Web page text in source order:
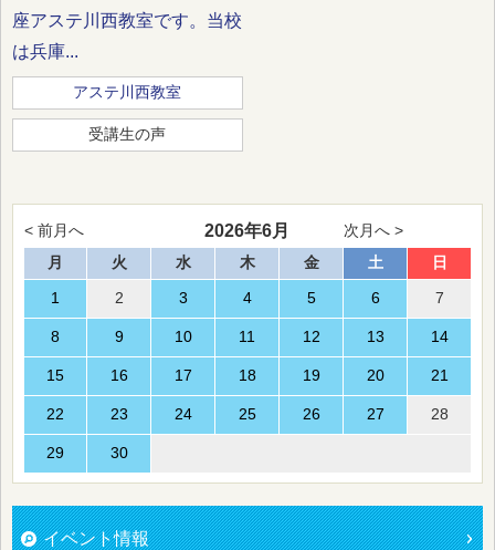
座アステ川西教室です。当校
は兵庫...
アステ川西教室
受講生の声
< 前月へ 2026年6月
次月へ >
月
火 水 木 金 土 日
1 2 3 4 5 6 7
8 9 10 11 12 13 14
15 16 17 18 19 20 21
22 23 24 25 26 27 28
29 30
イベント情報